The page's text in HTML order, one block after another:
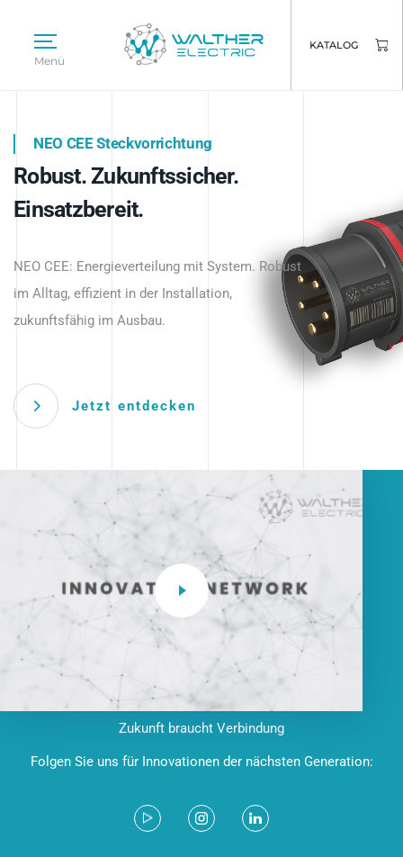
Menü
KATALOG
Intelligente Stromverteilung
beginnt hier.
NEO CEE Steckvorrichtung
Robust. Zukunftssicher.
Einsatzbereit.
NEO CEE: Energieverteilung mit System. Robust
im Alltag, effizient in der Installation,
zukunftsfähig im Ausbau.
Jetzt entdecken
Intelligenz trifft Energie.
Anwendungen – robust, IP-geschützt und
zukunftsfähig.
Zukunft braucht Verbindung
Folgen Sie uns für Innovationen der nächsten Generation: